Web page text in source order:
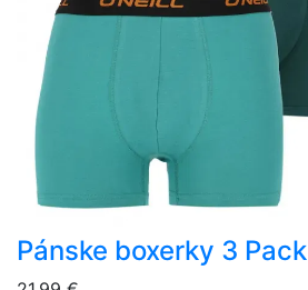
overlay bg
Pánske boxerky 3 Pack